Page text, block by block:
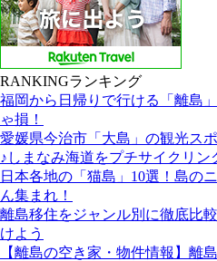
RANKINGランキング
福岡から日帰りで行ける「離島
ゃ損！
愛媛県今治市「大島」の観光ス
♪しまなみ海道をプチサイクリン
日本各地の「猫島」10選！島の
ん集まれ！
離島移住をジャンル別に徹底比
けよう
【離島の空き家・物件情報】離